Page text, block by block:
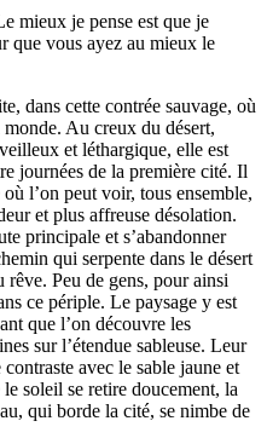
mieux je pense est que je
que vous ayez au mieux le
dans cette contrée sauvage, où
Au creux du désert,
et léthargique, elle est
journées de la première cité. Il
l’on peut voir, tous ensemble,
et plus affreuse désolation.
principale et s’abandonner
qui serpente dans le désert
Peu de gens, pour ainsi
ce périple. Le paysage y est
que l’on découvre les
sur l’étendue sableuse. Leur
avec le sable jaune et
soleil se retire doucement, la
qui borde la cité, se nimbe de